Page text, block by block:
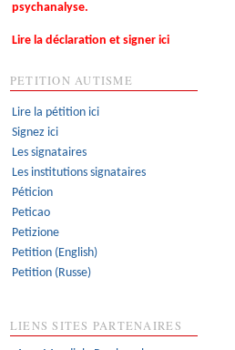
psychanalyse.
Lire la déclaration et signer ici
PETITION AUTISME
Lire la pétition ici
Signez ici
Les signataires
Les institutions signataires
Péticion
Peticao
Petizione
Petition (English)
Petition (Russe)
LIENS SITES PARTENAIRES